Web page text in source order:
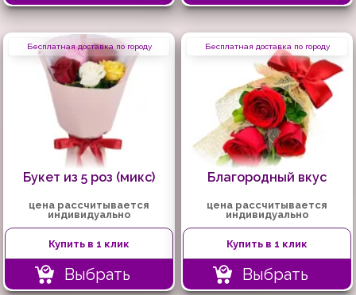
Бесплатная доставка по городу
Букет из 5 роз (микс)
цена рассчитывается
индивидуально
Купить в 1 клик
Выбрать
Бесплатная доставка по городу
Благородный вкус
цена рассчитывается
индивидуально
Купить в 1 клик
Выбрать